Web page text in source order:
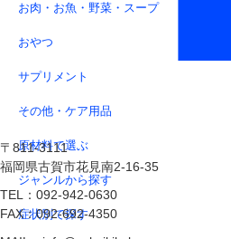
〒811-3111
福岡県古賀市花見南2-16-35
TEL：092-942-0630
FAX：092-692-4350
お肉・お魚・野菜・スープ
おやつ
サプリメント
その他・ケア用品
原材料で選ぶ
ジャンルから探す
症状別で探す